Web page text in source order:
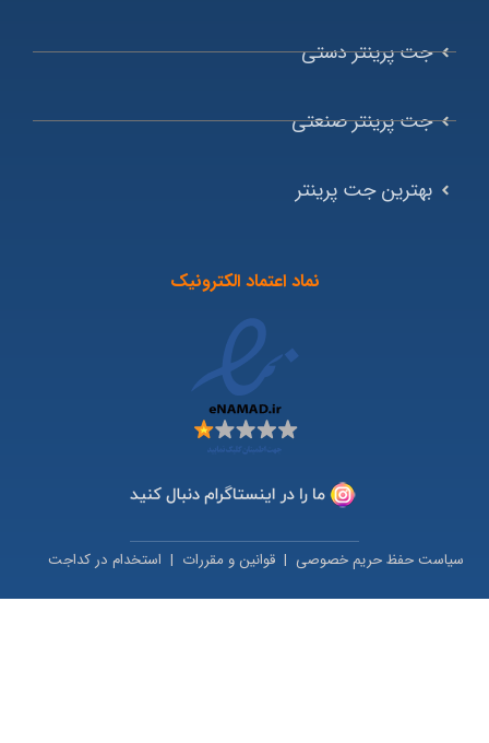
جت پرینتر دستی
جت پرینتر صنعتی
بهترین جت پرینتر
نماد اعتماد الکترونیک
سیاست حفظ حریم خصوصی| قوانین و مقررات| استخدام در کداجت